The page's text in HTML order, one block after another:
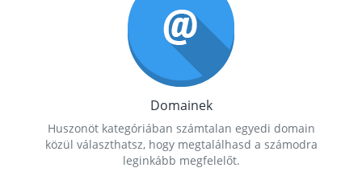
Domainek
Huszonöt kategóriában számtalan egyedi domain
közül választhatsz, hogy megtalálhasd a számodra
leginkább megfelelőt.